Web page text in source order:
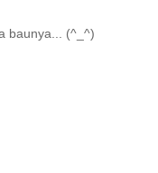
baunya... (^_^)